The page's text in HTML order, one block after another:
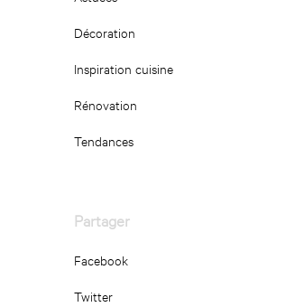
Décoration
Inspiration cuisine
Rénovation
Tendances
Partager
Facebook
Twitter